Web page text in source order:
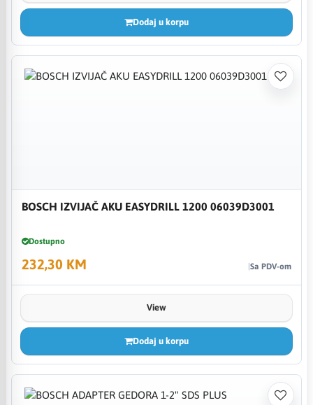
Dodaj u korpu
BOSCH IZVIJAČ AKU EASYDRILL 1200 06039D3001
Dostupno
232,30 KM Sa PDV-om
View
Dodaj u korpu